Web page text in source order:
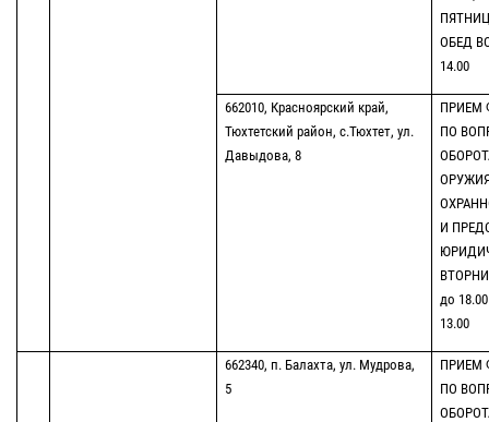
ОБЕД
14.00
662010, Красноярский край,
Тюхтетский район, с.Тюхтет, ул.
Давыдова, 8
ПРИЕМ
ПО
И
до
13.00
662340, п. Балахта, ул. Мудрова,
5
ПРИЕМ
ПО